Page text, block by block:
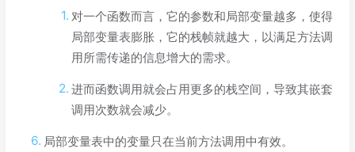
对一个函数而言，它的参数和局部变量越多，使得
局部变量表膨胀，它的栈帧就越大，以满足方法调
用所需传递的信息增大的需求。
进而函数调用就会占用更多的栈空间，导致其嵌套
调用次数就会减少。
局部变量表中的变量只在当前方法调用中有效。